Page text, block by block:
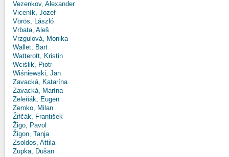
Vezenkov, Alexander
Viceník, Jozef
Vörös, László
Vrbata, Aleš
Vrzgulová, Monika
Wallet, Bart
Watterott, Kristin
Wciślik, Piotr
Wiśniewski, Jan
Zavacká, Katarína
Zavacká, Marína
Zeleňák, Eugen
Zemko, Milan
Žifčák, František
Žigo, Pavol
Žigon, Tanja
Zsoldos, Attila
Zupka, Dušan